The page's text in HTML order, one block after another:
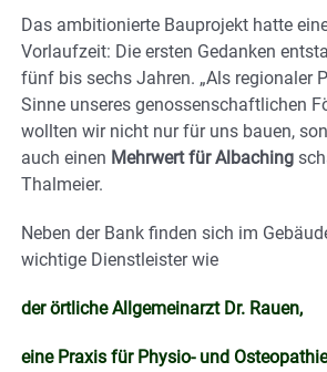
Das ambitionierte Bauprojekt hatte
Vorlaufzeit: Die ersten Gedanken
fünf bis sechs Jahren. „Als regionaler
Sinne unseres genossenschaftlichen
wollten wir nicht nur für uns bauen,
auch einen Mehrwert für Albaching
Thalmeier.
Neben der Bank finden sich im
wichtige Dienstleister wie
der örtliche Allgemeinarzt Dr. Rauen,
eine Praxis für Physio- und